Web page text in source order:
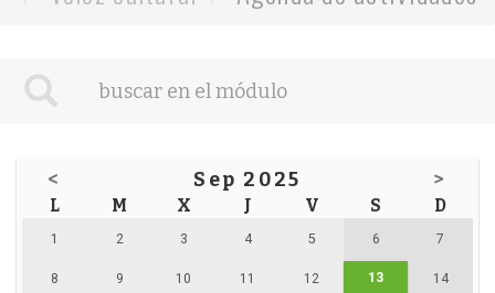
< Sep 2025 >
L M X J V S D
1 2 3 4 5 6 7
8 9 10 11 12 13 14